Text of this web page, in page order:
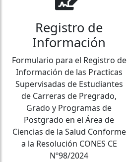
Registro de
Información
Formulario para el Registro de
Información de las Practicas
Supervisadas de Estudiantes
de Carreras de Pregrado,
Grado y Programas de
Postgrado en el Área de
Ciencias de la Salud Conforme
a la Resolución CONES CE
Nº98/2024